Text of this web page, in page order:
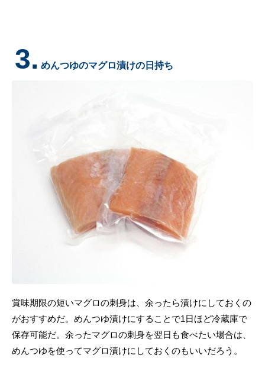
3. めんつゆのマグロ漬けの日持ち
賞味期限の短いマグロの刺身は、余ったら漬けにしておくの
がおすすめだ。めんつゆ漬けにすることで1日ほど冷蔵庫で
保存可能だ。余ったマグロの刺身を翌日も食べたい場合は、
めんつゆを使ってマグロ漬けにしておくのもいいだろう。